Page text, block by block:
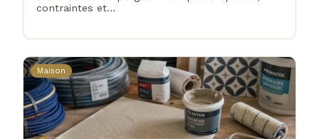
contraintes et…
Maison